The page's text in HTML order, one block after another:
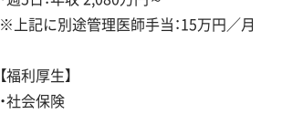
※上記に別途管理医師手当：15万円／月
【福利厚生】
・社会保険